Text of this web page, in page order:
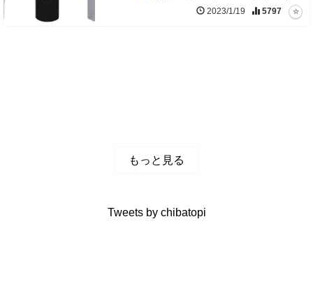
2023/1/19 5797
もっと見る
Tweets by chibatopi